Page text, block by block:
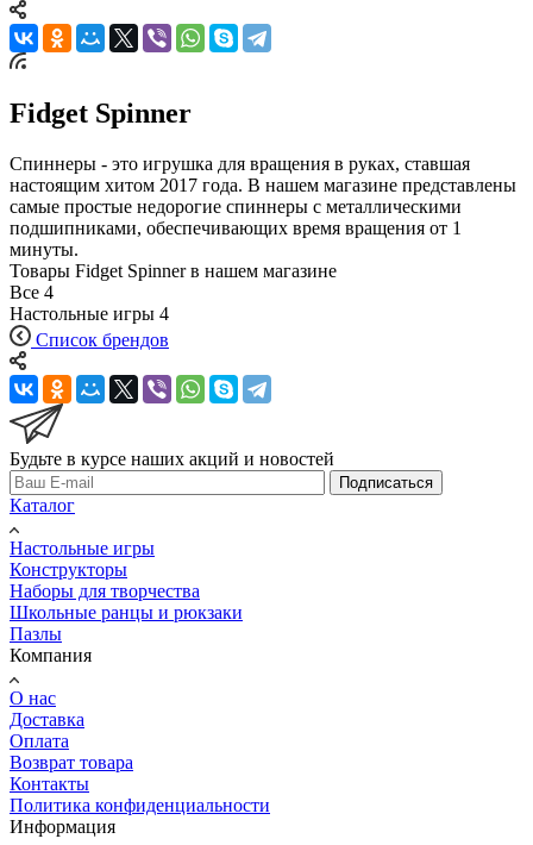
Fidget Spinner
Спиннеры - это игрушка для вращения в руках, ставшая
настоящим хитом 2017 года. В нашем магазине представлены
самые простые недорогие спиннеры с металлическими
подшипниками, обеспечивающих время вращения от 1
минуты.
Товары Fidget Spinner в нашем магазине
Все 4
Настольные игры 4
Список брендов
Будьте в курсе наших акций и новостей
Подписаться
Каталог
Настольные игры
Конструкторы
Наборы для творчества
Школьные ранцы и рюкзаки
Пазлы
Компания
О нас
Доставка
Оплата
Возврат товара
Контакты
Политика конфиденциальности
Информация